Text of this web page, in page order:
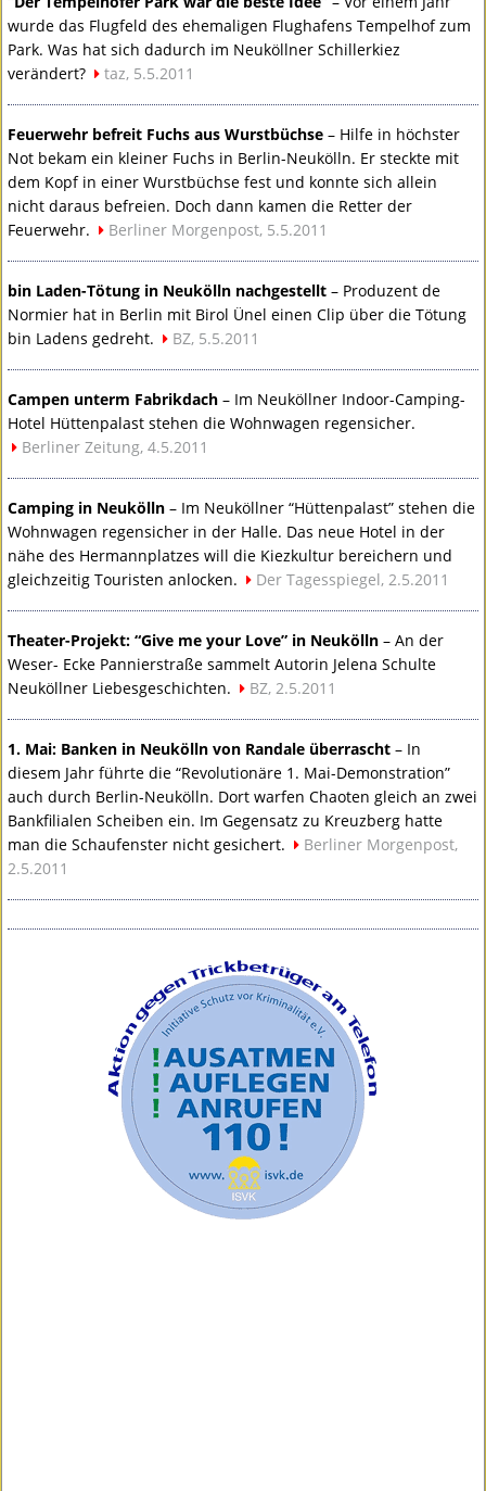
wurde das Flugfeld des ehemaligen Flughafens Tempelhof zum
Park. Was hat sich dadurch im Neuköllner Schillerkiez
verändert?
taz, 5.5.2011
Feuerwehr befreit Fuchs aus Wurstbüchse – Hilfe in höchster
Not bekam ein kleiner Fuchs in Berlin-Neukölln. Er steckte mit
dem Kopf in einer Wurstbüchse fest und konnte sich allein
nicht daraus befreien. Doch dann kamen die Retter der
Feuerwehr.
Berliner Morgenpost, 5.5.2011
bin Laden-Tötung in Neukölln nachgestellt – Produzent de
Normier hat in Berlin mit Birol Ünel einen Clip über die Tötung
bin Ladens gedreht.
BZ, 5.5.2011
Campen unterm Fabrikdach – Im Neuköllner Indoor-Camping-
Hotel Hüttenpalast stehen die Wohnwagen regensicher.
Berliner Zeitung, 4.5.2011
Camping in Neukölln – Im Neuköllner “Hüttenpalast” stehen die
Wohnwagen regensicher in der Halle. Das neue Hotel in der
nähe des Hermannplatzes will die Kiezkultur bereichern und
gleichzeitig Touristen anlocken.
Der Tagesspiegel, 2.5.2011
Theater-Projekt: “Give me your Love” in Neukölln – An der
Weser- Ecke Pannierstraße sammelt Autorin Jelena Schulte
Neuköllner Liebesgeschichten.
BZ, 2.5.2011
1. Mai: Banken in Neukölln von Randale überrascht – In
diesem Jahr führte die “Revolutionäre 1. Mai-Demonstration”
auch durch Berlin-Neukölln. Dort warfen Chaoten gleich an zwei
Bankfilialen Scheiben ein. Im Gegensatz zu Kreuzberg hatte
man die Schaufenster nicht gesichert.
Berliner Morgenpost,
2.5.2011